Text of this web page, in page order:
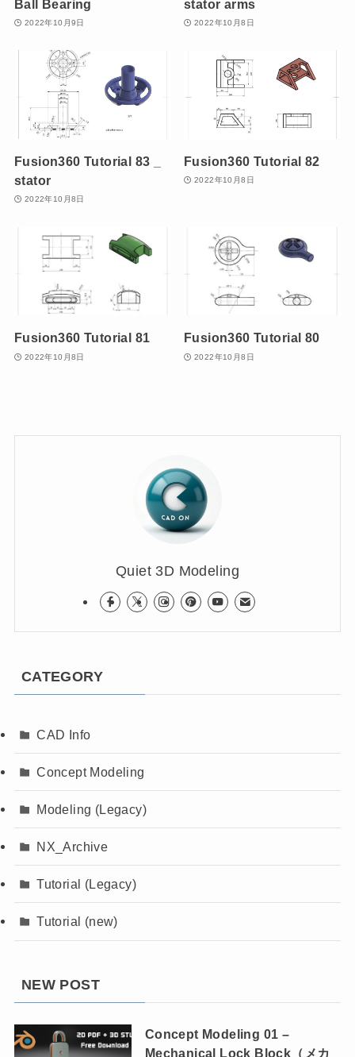
Ball Bearing
2022年10月9日
stator arms
2022年10月8日
Fusion360 Tutorial 83 _
stator
2022年10月8日
Fusion360 Tutorial 82
2022年10月8日
Fusion360 Tutorial 81
2022年10月8日
Fusion360 Tutorial 80
2022年10月8日
Quiet 3D Modeling
CATEGORY
CAD Info
Concept Modeling
Modeling (Legacy)
NX_Archive
Tutorial (Legacy)
Tutorial (new)
NEW POST
Concept Modeling 01 –
Mechanical Lock Block（メカ